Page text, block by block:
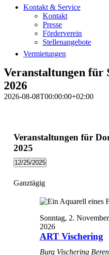
Kontakt & Service
Kontakt
Presse
Förderverein
Stellenangebote
Vermietungen
Veranstaltungen für
2026
2026-08-08T00:00:00+02:00
Veranstaltungen für
2025
12/25/2025
wählen.
Ganztägig
ART Vischering
Sonntag, 2.
2026
Burg Vischering